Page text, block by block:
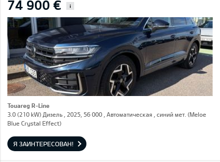
74 900 € i
Touareg R-Line
3.0 (210 kW) Дизель , 2025, 56 000 , Автоматическая , синий мет. (Meloe
Blue Crystal Effect)
Я ЗАИНТЕРЕСОВАН!